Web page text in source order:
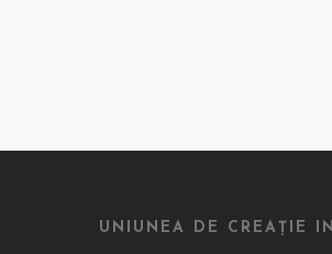
UNIUNEA DE CREAȚIE